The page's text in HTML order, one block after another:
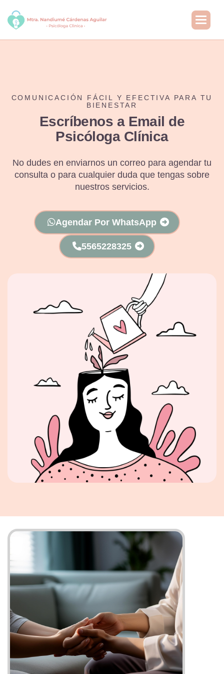
COMUNICACIÓN FÁCIL Y EFECTIVA PARA TU
BIENESTAR
Escríbenos a Email de
Psicóloga Clínica
No dudes en enviarnos un correo para agendar tu
consulta o para cualquier duda que tengas sobre
nuestros servicios.
Agendar Por WhatsApp
5565228325